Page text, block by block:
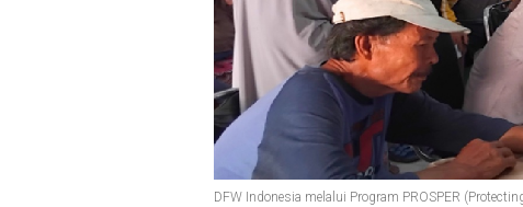
DFW Indonesia melalui Program PROSPER